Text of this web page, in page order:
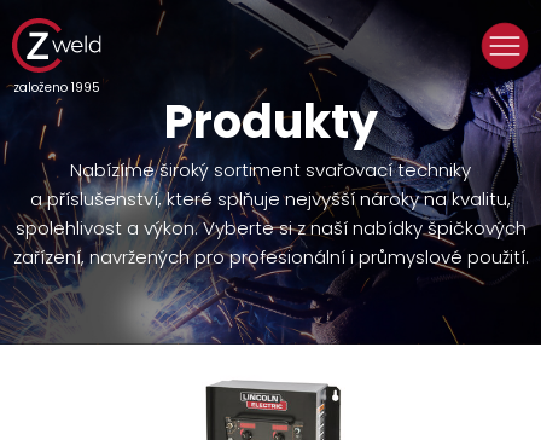
založeno 1995
Produkty
Nabízíme široký sortiment svařovací techniky
a příslušenství, které splňuje nejvyšší nároky na kvalitu,
spolehlivost a výkon. Vyberte si z naší nabídky špičkových
zařízení, navržených pro profesionální i průmyslové použití.